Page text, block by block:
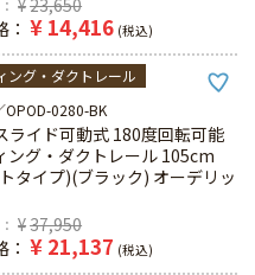
¥ 14,416 税込
ング・ダクトレール
OPOD-0280-BK
ライド可動式 180度回転可能
ング・ダクトレール 105cm
タイプ)(ブラック) オーデリッ
¥37,950
¥ 21,137 税込